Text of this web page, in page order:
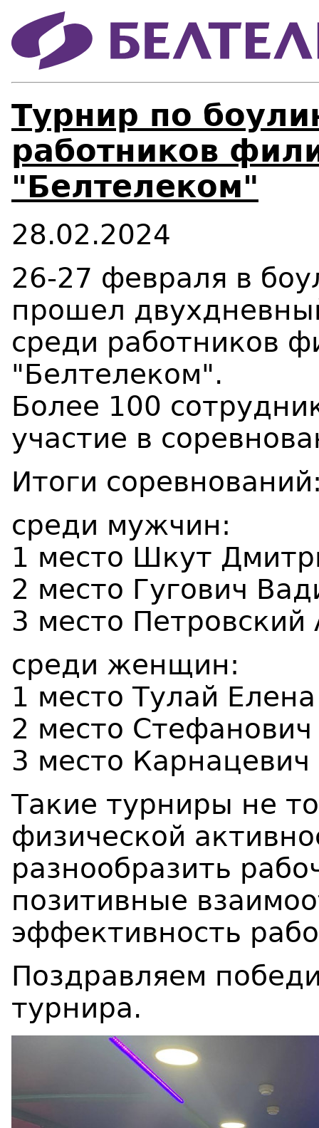
Турнир по
работников
"Белтелеком"
28.02.2024
26-27 февраля в
прошел
среди работников
"Белтелеком".
Более 100
участие в
Итоги
среди мужчин:
1 место Шкут
2 место Гугович
3 место
среди женщин:
1 место Тулай
2 место
3 место
Такие турниры не
физической
разнообразить
позитивные
эффективность
Поздравляем
турнира.